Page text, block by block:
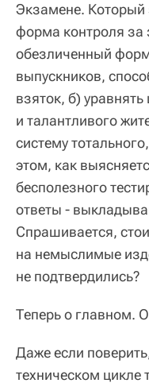
Экзамене.
форма контроля за
обезличенный
выпускников,
взяток, б)
и талантливого
систему
этом, как
бесполезного
ответы -
Спрашивается,
на немыслимые
не подтвердились?
Теперь о главном.
Даже если
техническом цикле